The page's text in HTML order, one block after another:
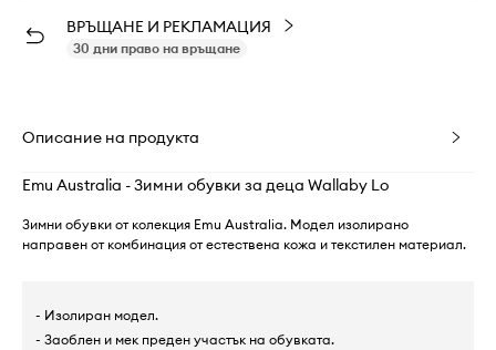
ВРЪЩАНЕ И РЕКЛАМАЦИЯ
30 дни право на връщане
Описание на продукта
Emu Australia - Зимни обувки за деца Wallaby Lo
Зимни обувки от колекция Emu Australia. Модел изолирано
направен от комбинация от естествена кожа и текстилен материал.
- Изолиран модел.
- Заоблен и мек преден участък на обувката.